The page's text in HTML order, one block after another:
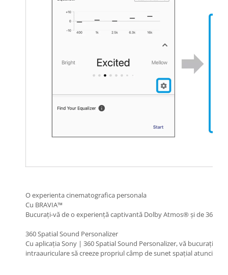
O experienta cinematografica personala
Cu BRAVIA™
Bucurați-vă de o experiență captivantă Dolby Atmos® și de 360
360 Spatial Sound Personalizer
Cu aplicația Sony | 360 Spatial Sound Personalizer, vă bucurați
intraauriculare să creeze propriul câmp de sunet spațial atunci